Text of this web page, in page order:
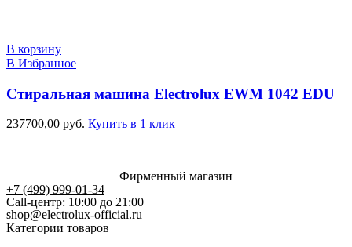
В корзину
В Избранное
Стиральная машина Electrolux EWM 1042 EDU
237700,00 руб. Купить в 1 клик
Фирменный магазин
+7 (499) 999-01-34
Call-центр: 10:00 до 21:00
shop@electrolux-official.ru
Категории товаров